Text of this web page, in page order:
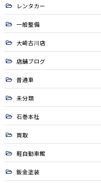
レンタカー
一般整備
大崎古川店
店舗ブログ
普通車
未分類
石巻本社
買取
軽自動車館
鈑金塗装